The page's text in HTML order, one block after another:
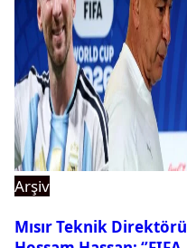
Arşiv
Mısır Teknik Direktörü